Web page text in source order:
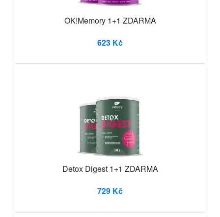
OK!Memory 1+1 ZDARMA
623 Kč
Detox Digest 1+1 ZDARMA
729 Kč